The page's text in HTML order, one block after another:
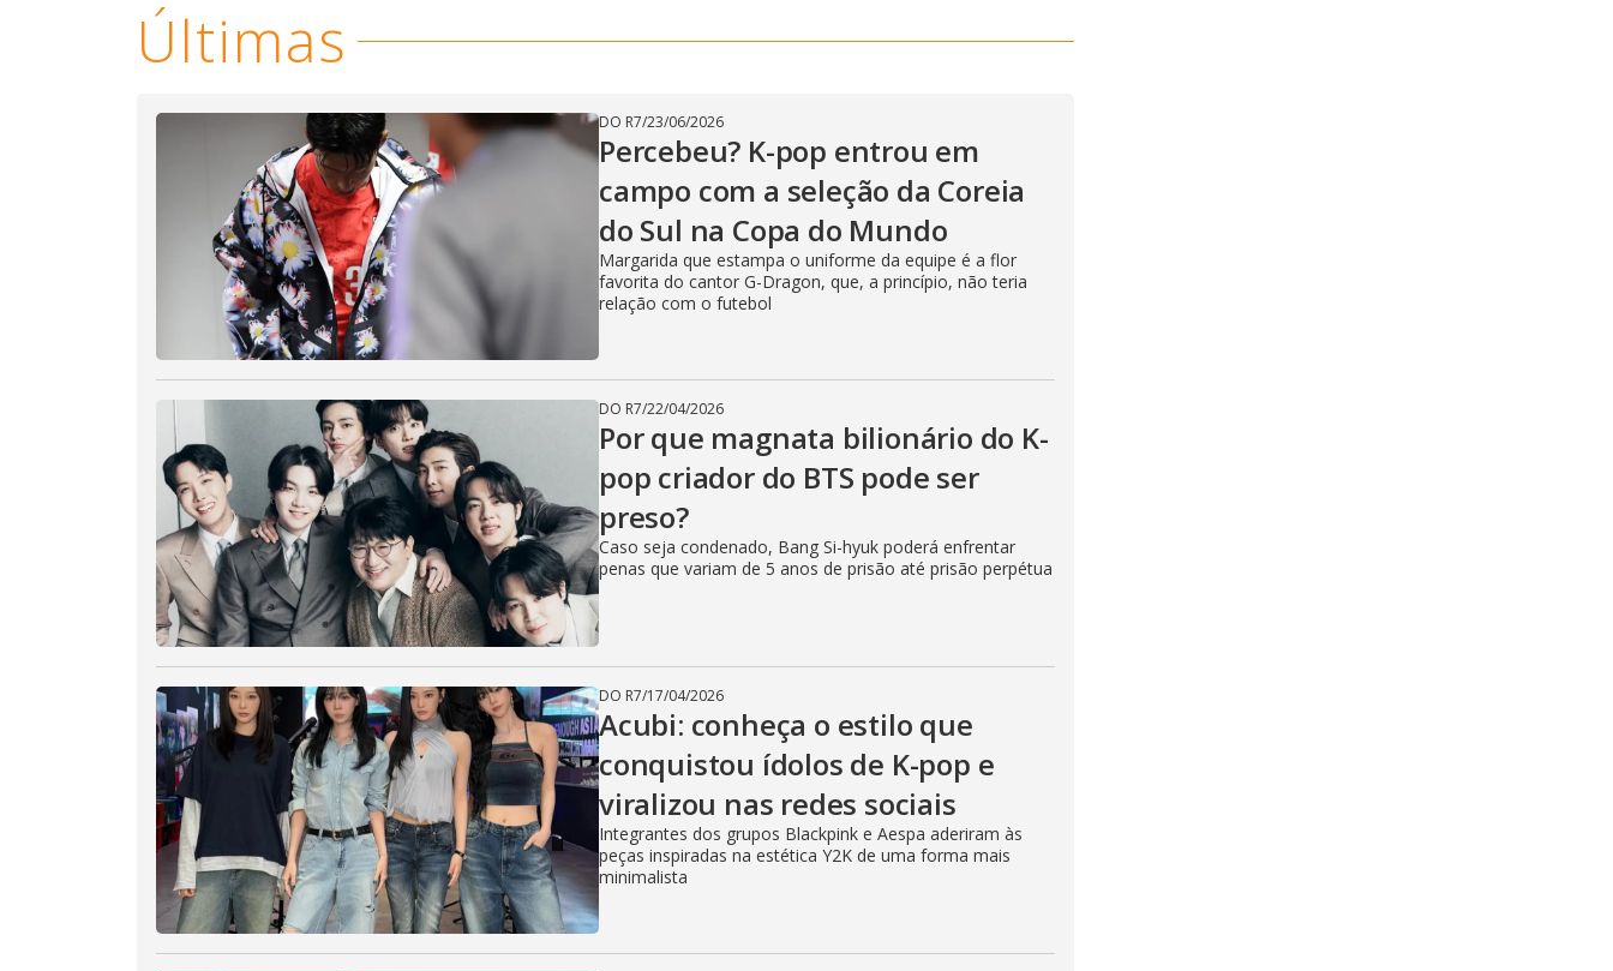
Últimas
DO R7/23/06/2026
Percebeu? K-pop entrou em
campo com a seleção da Coreia
do Sul na Copa do Mundo
Margarida que estampa o uniforme da equipe é a flor
favorita do cantor G-Dragon, que, a princípio, não teria
relação com o futebol
DO R7/22/04/2026
Por que magnata bilionário do K-
pop criador do BTS pode ser
preso?
Caso seja condenado, Bang Si-hyuk poderá enfrentar
penas que variam de 5 anos de prisão até prisão perpétua
DO R7/17/04/2026
Acubi: conheça o estilo que
conquistou ídolos de K-pop e
viralizou nas redes sociais
Integrantes dos grupos Blackpink e Aespa aderiram às
peças inspiradas na estética Y2K de uma forma mais
minimalista